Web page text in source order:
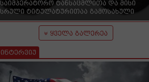
საიმპერატორო ტანსაცმლითა და მისი
სრული ტიტულატურითაა გამოსახული
ყველა გალერეა
ინტერვიუ